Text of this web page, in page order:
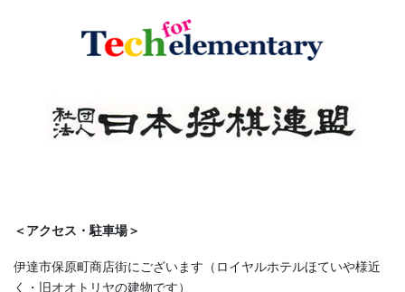
＜アクセス・駐車場＞
伊達市保原町商店街にございます（ロイヤルホテルほていや様近
く・旧オオトリヤの建物です）